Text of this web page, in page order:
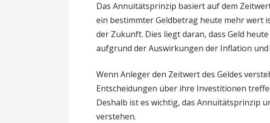
Das Annuitätsprinzip basiert auf dem
ein bestimmter Geldbetrag heute mehr wert
der Zukunft. Dies liegt daran, dass Geld
aufgrund der Auswirkungen der Inflation
Wenn Anleger den Zeitwert des Geldes
Entscheidungen über ihre Investitionen
Deshalb ist es wichtig, das Annuitätsprinzip
verstehen.